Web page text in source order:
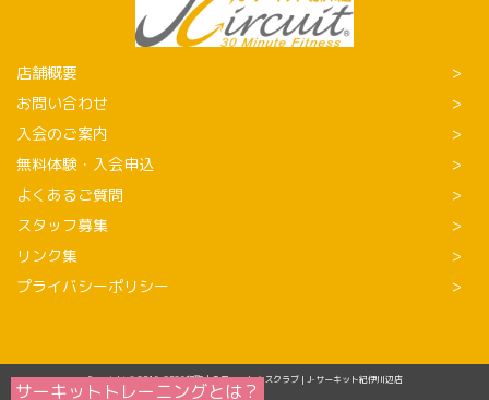
店舗概要
お問い合わせ
入会のご案内
無料体験・入会申込
よくあるご質問
スタッフ募集
リンク集
プライバシーポリシー
Copyright © 2016-2026和歌山のフィットネスクラブ | J-サーキット紀伊川辺店